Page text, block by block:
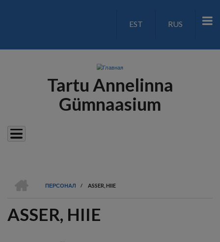
LANGUAGE
EST RUS
Tartu Annelinna
Gümnaasium
СТРОКА
НАВИГАЦИИ
ПЕРСОНАЛ
/ ASSER, HIIE
ASSER, HIIE